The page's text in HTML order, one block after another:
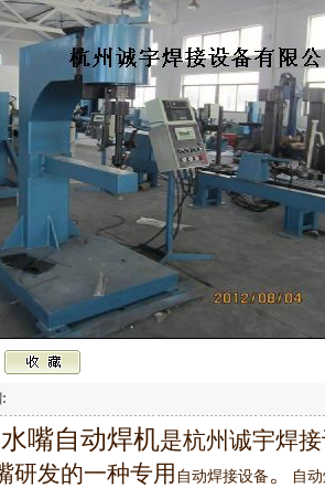
嘴自动焊机是杭州诚宇焊
研发的一种专用 自动焊接设备。 自